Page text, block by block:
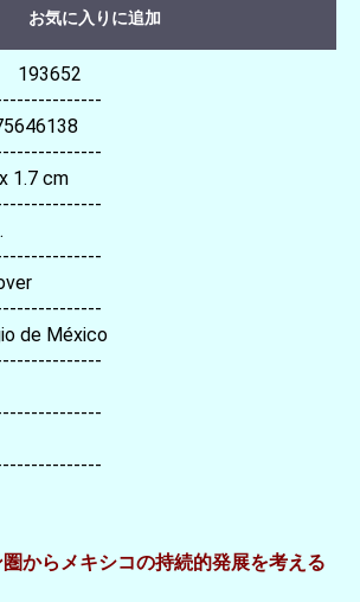
お気に入りに追加
193652
1.7 cm
de México
からメキシコの持続的発展を考える